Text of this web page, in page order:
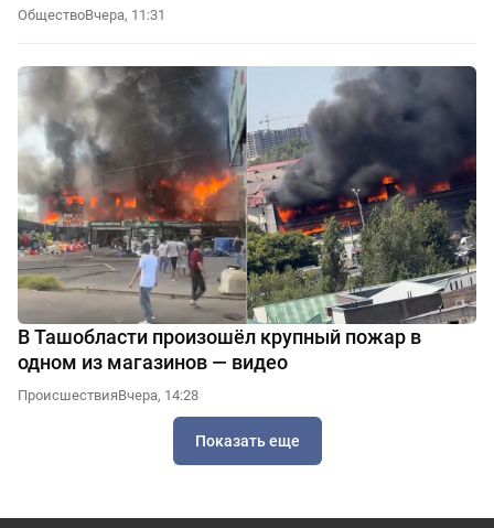
ОбществоВчера, 11:31
В Ташобласти произошёл крупный пожар в
одном из магазинов — видео
ПроисшествияВчера, 14:28
Показать еще